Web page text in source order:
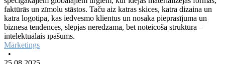
faktūrās un zīmolu stāstos. Taču aiz katras skices, katra dizaina un
katra logotipa, kas iedvesmo klientus un nosaka pieprasījuma un
biznesa tendences, slēpjas neredzama, bet noteicoša struktūra –
intelektuālais īpašums.
Mārketings
•